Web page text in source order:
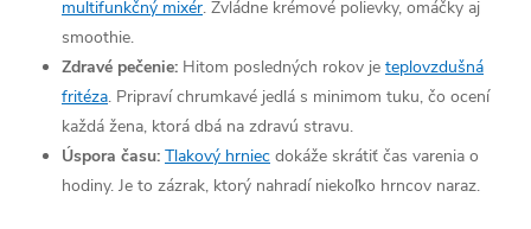
multifunkčný mixér. Zvládne krémové polievky, omáčky aj
smoothie.
Zdravé pečenie: Hitom posledných rokov je teplovzdušná
fritéza. Pripraví chrumkavé jedlá s minimom tuku, čo ocení
každá žena, ktorá dbá na zdravú stravu.
Úspora času: Tlakový hrniec dokáže skrátiť čas varenia o
hodiny. Je to zázrak, ktorý nahradí niekoľko hrncov naraz.